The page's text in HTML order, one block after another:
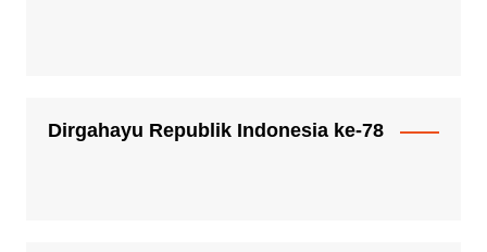
Dirgahayu Republik Indonesia ke-78